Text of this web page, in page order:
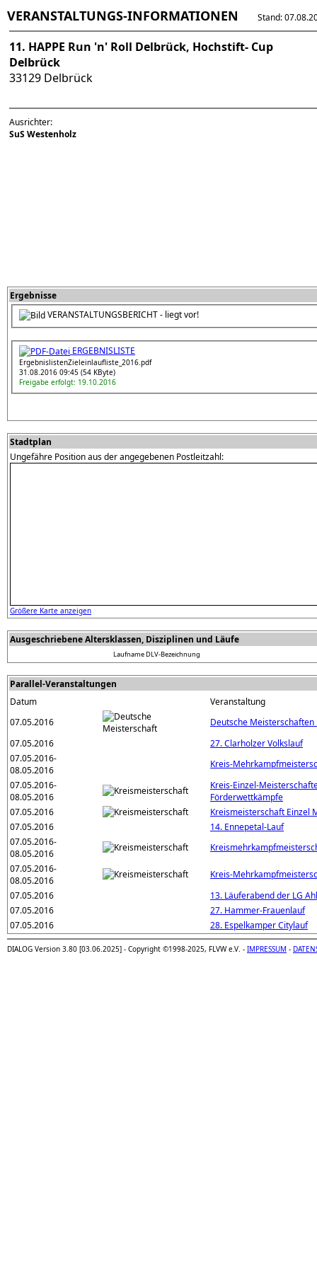
VERANSTALTUNGS-INFORMATIONEN Stand:
11. HAPPE Run 'n' Roll Delbrück, Hochstift- Cup
Delbrück
33129 Delbrück
Ausrichter:
SuS Westenholz
Ergebnisse
VERANSTALTUNGSBERICHT - liegt vor!
ERGEBNISLISTE
ErgebnislistenZieleinlaufliste_2016.pdf
31.08.2016 09:45 (54 KByte)
Freigabe erfolgt: 19.10.2016
Stadtplan
Ungefähre Position aus der angegebenen Postleitzahl:
Größere Karte anzeigen
Ausgeschriebene Altersklassen, Disziplinen und Läufe
LaufnameDLV-Bezeichnung
Parallel-Veranstaltungen
Datum
Veranstaltung
07.05.2016
Deutsche Meisterschaften
07.05.2016
27. Clarholzer Volkslauf
07.05.2016-
08.05.2016
Kreis-
07.05.2016-
08.05.2016
Kreis-Einzel-
Förderwettkämpfe
07.05.2016
Kreismeisterschaft Einzel
07.05.2016
14. Ennepetal-Lauf
07.05.2016-
08.05.2016
07.05.2016-
08.05.2016
Kreis-
07.05.2016
13. Läuferabend der LG
07.05.2016
27. Hammer-Frauenlauf
07.05.2016
28. Espelkamper Citylauf
DIALOG Version 3.80 [03.06.2025] - Copyright ©1998-2025, FLVW e.V. - IMPRESSUM -